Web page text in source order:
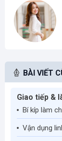
BÀI VIẾT
Giao tiếp &
Bí kíp làm
Vận dụng